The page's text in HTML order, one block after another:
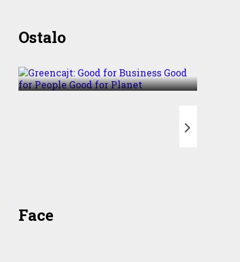
OstaloGreencajt: Good for
Business Good for People
Face